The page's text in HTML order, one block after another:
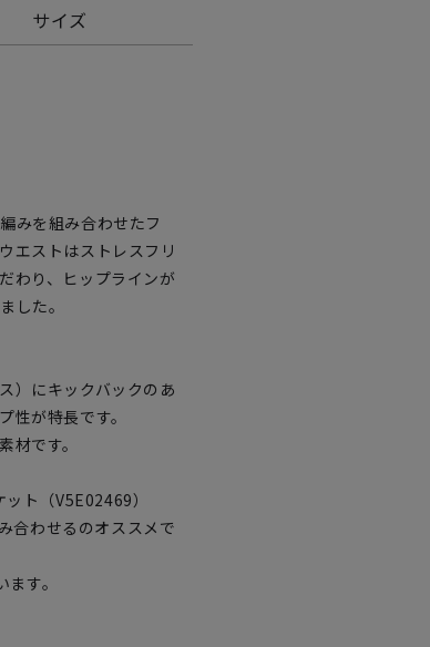
サイズ
みを組み合わせたフ
エストはストレスフリ
わり、ヒップラインが
した。
）にキックバックのあ
性が特長です。
材です。
ト（V5E02469）
合わせるのオススメで
す。